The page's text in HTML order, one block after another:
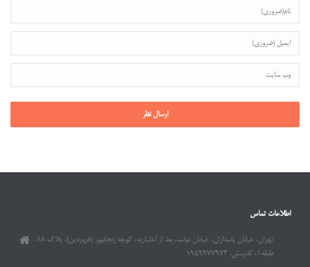
اطلاعات تماس
تهران، خیابان پاسداران، خیابان دولت، بعد از اختیاریه، کوچه زنجانپور (فروردین)، پلاک ۱۸،
طبقه۱، کدپستی: ۱۹۵۹۹۷۷۹۷۴